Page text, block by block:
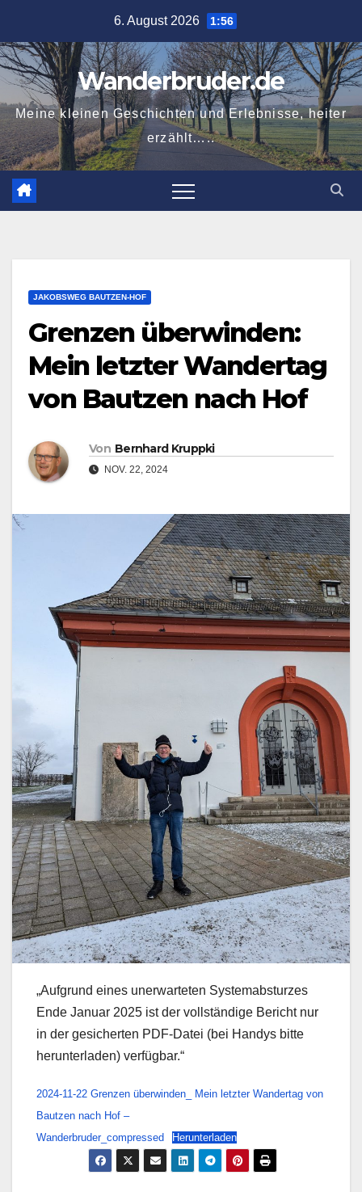
springen
6. August 2026 1:56
Wanderbruder.de
Meine kleinen Geschichten und Erlebnisse, heiter
erzählt…..
JAKOBSWEG BAUTZEN-HOF
Grenzen überwinden:
Mein letzter Wandertag
von Bautzen nach Hof
Von Bernhard Kruppki
NOV. 22, 2024
„Aufgrund eines unerwarteten Systemabsturzes
Ende Januar 2025 ist der vollständige Bericht nur
in der gesicherten PDF-Datei (bei Handys bitte
herunterladen) verfügbar.“
2024-11-22 Grenzen überwinden_ Mein letzter Wandertag von
Bautzen nach Hof –
Wanderbruder_compressed
Herunterladen